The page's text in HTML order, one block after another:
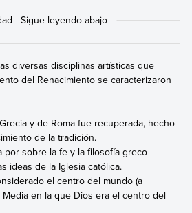
diversas disciplinas artísticas que
del Renacimiento se caracterizaron
y de Roma fue recuperada, hecho
de la tradición.
por sobre la fe y la filosofía greco-
ideas de la Iglesia católica.
el centro del mundo (a
en la que Dios era el centro del